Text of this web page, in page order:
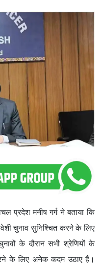
प्रदेश मनीष गर्ग ने बताया कि
चुनाव सुनिश्चित करने के लिए
के दौरान सभी श्रेणियों के
के लिए अनेक कदम उठाए हैं।